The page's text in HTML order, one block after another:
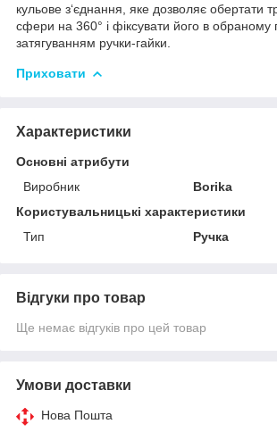
кульове з‘єднання, яке дозволяє обертати
сфери на 360° і фіксувати його в обраному
затягуванням ручки-гайки.
Приховати
Характеристики
Основні атрибути
Виробник
Borika
Користувальницькі характеристики
Тип
Ручка
Відгуки про товар
Ще немає відгуків про цей товар
Умови доставки
Нова Пошта